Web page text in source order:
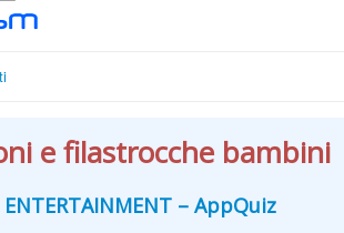
e filastrocche bambini
ENTERTAINMENT – AppQuiz